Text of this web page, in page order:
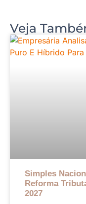
Veja
Simples
Reforma
2027